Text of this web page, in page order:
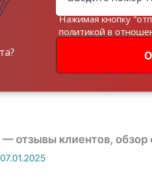
Нажимая кнопку
политикой в
отзывы клиентов, обзор
07.01.2025